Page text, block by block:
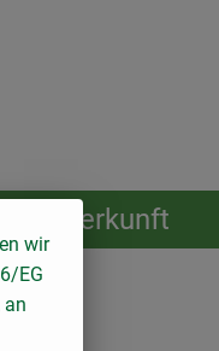
Herkunft
wir
EG
an